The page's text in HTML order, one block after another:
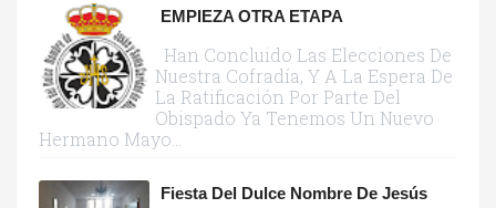
EMPIEZA OTRA ETAPA
Han Concluido Las Elecciones De
Nuestra Cofradía, Y A La Espera De
La Ratificación Por Parte Del
Obispado Ya Tenemos Un Nuevo
Hermano Mayo...
Fiesta Del Dulce Nombre De Jesús